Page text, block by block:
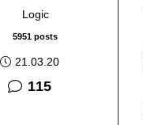
Logic
5951 posts
21.03.20
115komentara